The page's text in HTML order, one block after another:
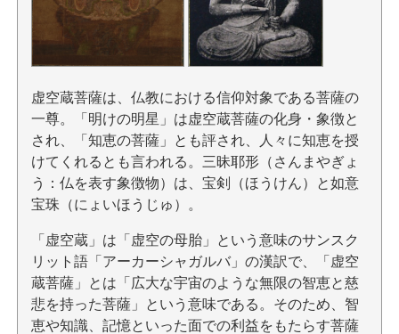
虚空蔵菩薩は、仏教における信仰対象である菩薩の
一尊。「明けの明星」は虚空蔵菩薩の化身・象徴と
され、「知恵の菩薩」とも評され、人々に知恵を授
けてくれるとも言われる。三昧耶形（さんまやぎょ
う：仏を表す象徴物）は、宝剣（ほうけん）と如意
宝珠（にょいほうじゅ）。
「虚空蔵」は「虚空の母胎」という意味のサンスク
リット語「アーカーシャガルバ」の漢訳で、「虚空
蔵菩薩」とは「広大な宇宙のような無限の智恵と慈
悲を持った菩薩」という意味である。そのため、智
恵や知識、記憶といった面での利益をもたらす菩薩